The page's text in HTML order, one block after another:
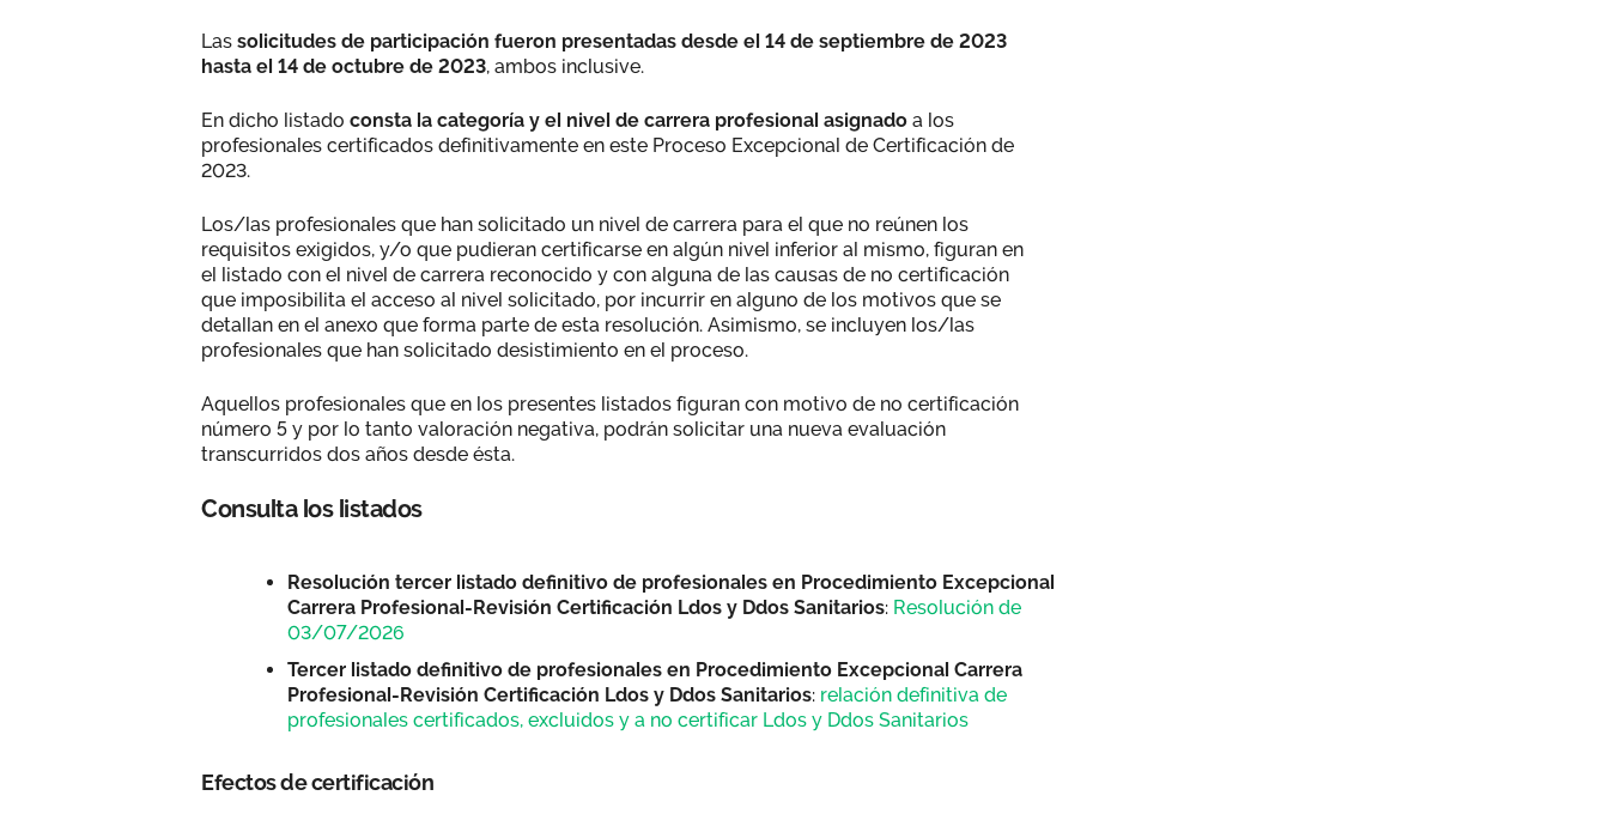
Las solicitudes de participación fueron presentadas desde el 14 de septiembre de 2023
hasta el 14 de octubre de 2023, ambos inclusive.
En dicho listado consta la categoría y el nivel de carrera profesional asignado a los
profesionales certificados definitivamente en este Proceso Excepcional de Certificación de
2023.
Los/las profesionales que han solicitado un nivel de carrera para el que no reúnen los
requisitos exigidos, y/o que pudieran certificarse en algún nivel inferior al mismo, figuran en
el listado con el nivel de carrera reconocido y con alguna de las causas de no certificación
que imposibilita el acceso al nivel solicitado, por incurrir en alguno de los motivos que se
detallan en el anexo que forma parte de esta resolución. Asimismo, se incluyen los/las
profesionales que han solicitado desistimiento en el proceso.
Aquellos profesionales que en los presentes listados figuran con motivo de no certificación
número 5 y por lo tanto valoración negativa, podrán solicitar una nueva evaluación
transcurridos dos años desde ésta.
Consulta los listados
Resolución tercer listado definitivo de profesionales en Procedimiento Excepcional
Carrera Profesional-Revisión Certificación Ldos y Ddos Sanitarios: Resolución de
03/07/2026
Tercer listado definitivo de profesionales en Procedimiento Excepcional Carrera
Profesional-Revisión Certificación Ldos y Ddos Sanitarios: relación definitiva de
profesionales certificados, excluidos y a no certificar Ldos y Ddos Sanitarios
Efectos de certificación